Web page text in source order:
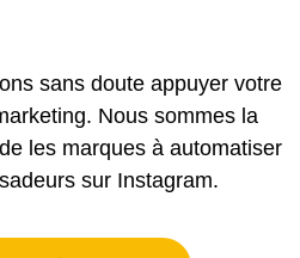
sans doute appuyer votre
Nous sommes la
les marques à automatiser
sur Instagram.